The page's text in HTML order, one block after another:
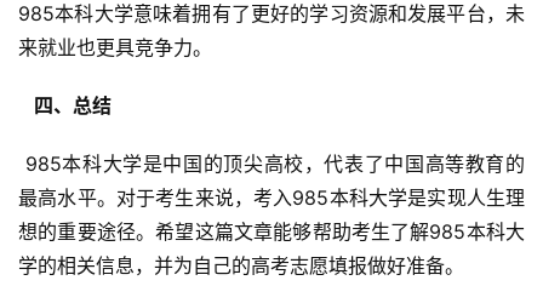
985本科大学意味着拥有了更好的学习资源和发展平台，未
来就业也更具竞争力。
  四、总结
最高水平。对于考生来说，考入985本科大学是实现人生理
想的重要途径。希望这篇文章能够帮助考生了解985本科大
学的相关信息，并为自己的高考志愿填报做好准备。